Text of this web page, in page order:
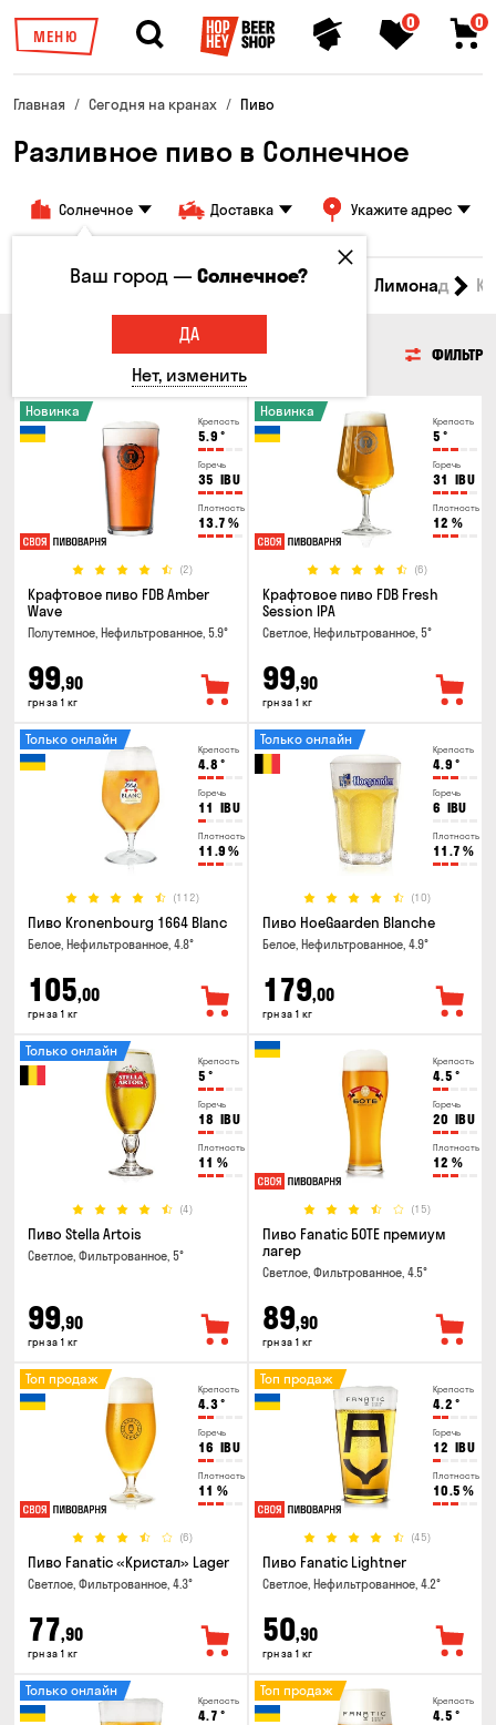
МЕНЮ
0 0
Главная Сегодня на кранах Пиво
Разливное пиво в Солнечное
Солнечное Доставка Укажите адрес
Все товары Пиво Сидр Лимонад
ФИЛЬТР
Крепость
5.9 °
Горечь
35 IBU
Плотность
13.7 %
(2)
Новинка
Крафтовое пиво FDB Amber
Wave
Полутемное, Нефильтрованное, 5.9°
99,90
грн за 1 кг
Крепость
5 °
Горечь
31 IBU
Плотность
12 %
(6)
Новинка
Крафтовое пиво FDB Fresh
Session IPA
Светлое, Нефильтрованное, 5°
99,90
грн за 1 кг
Крепость
4.8 °
Горечь
11 IBU
Плотность
11.9 %
(112)
Только онлайн
Пиво Kronenbourg 1664 Blanc
Белое, Нефильтрованное, 4.8°
105,00
грн за 1 кг
Крепость
4.9 °
Горечь
6 IBU
Плотность
11.7 %
(10)
Только онлайн
Пиво HoeGaarden Blanche
Белое, Нефильтрованное, 4.9°
179,00
грн за 1 кг
Крепость
5 °
Горечь
18 IBU
Плотность
11 %
(4)
Только онлайн
Пиво Stella Artois
Светлое, Фильтрованное, 5°
99,90
грн за 1 кг
Крепость
4.5 °
Горечь
20 IBU
Плотность
12 %
(15)
Пиво Fanatic БОТЕ премиум
лагер
Светлое, Фильтрованное, 4.5°
89,90
грн за 1 кг
Крепость
4.3°
Горечь
16 IBU
Плотность
11 %
(6)
Топ продаж
Пиво Fanatic «Кристал» Lager
Светлое, Фильтрованное, 4.3°
77,90
грн за 1 кг
Крепость
4.2 °
Горечь
12 IBU
Плотность
10.5 %
(45)
Топ продаж
Пиво Fanatic Lightner
Светлое, Нефильтрованное, 4.2°
50,90
грн за 1 кг
Крепость
4.7 °
Только онлайн
Крепость
4.5 °
Топ продаж
Ваш город —Солнечное?
ДА
Нет, изменить